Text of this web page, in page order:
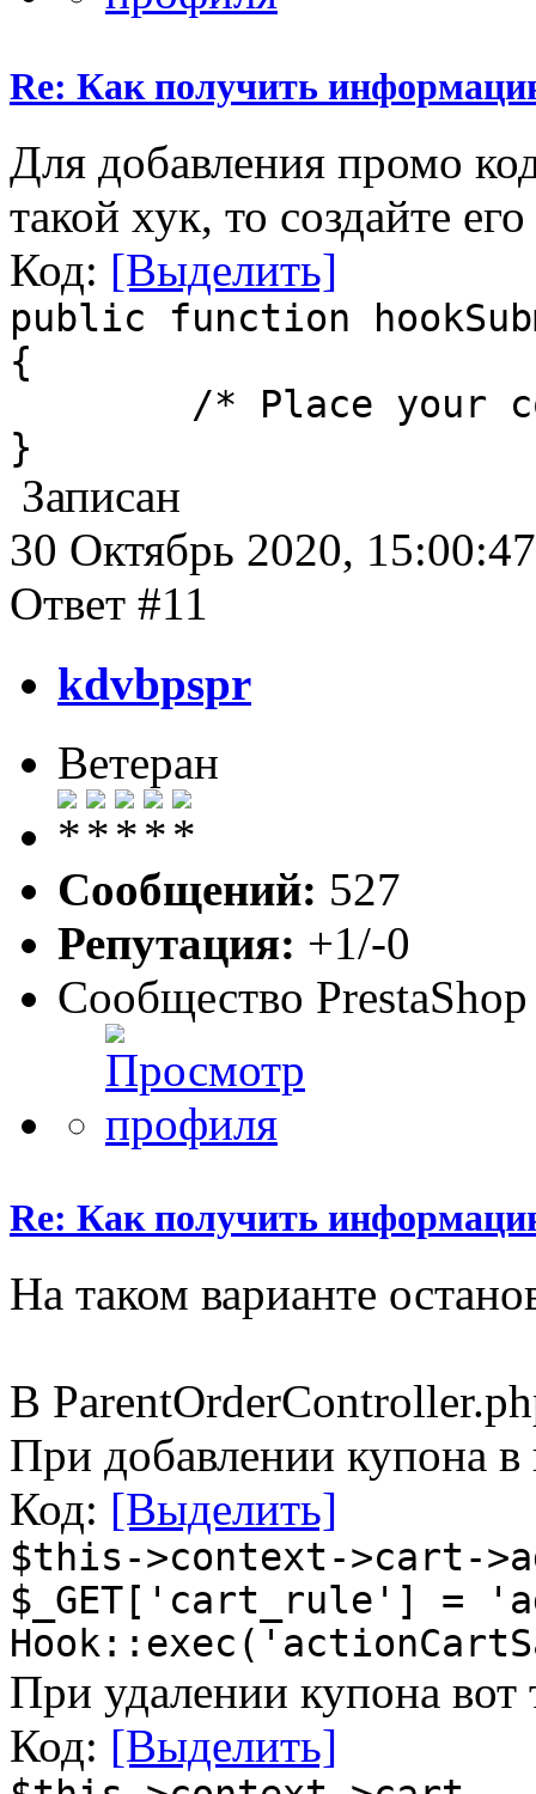
Re: Как получить
Для добавления промо
такой хук, то создайте
Код: [Выделить]
public function
{
/* Place your
}
Записан
30 Октябрь 2020, 15:00:47
Ответ #11
kdvbpspr
Ветеран
Сообщений: 527
Репутация: +1/-0
Сообщество PrestaShop
Re: Как получить
На таком варианте
В
При добавлении купона
Код: [Выделить]
$this->context->cart-
$_GET['cart_rule'] =
При удалении купона вот
Код: [Выделить]